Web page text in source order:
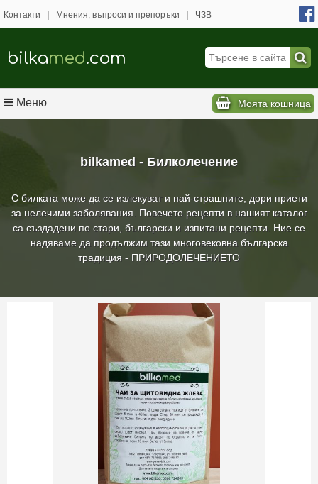
bilkamed - Билколечение
С билката може да се излекуват и най-страшните, дори приети
за нелечими заболявания. Повечето рецепти в нашият каталог
са създадени по стари, български и изпитани рецепти. Ние се
надяваме да продължим тази многовековна българска
традиция - ПРИРОДОЛЕЧЕНИЕТО
Контакти | Мнения, въпроси и препоръки | ЧЗВ
bilkamed.com
Меню Моята кошница